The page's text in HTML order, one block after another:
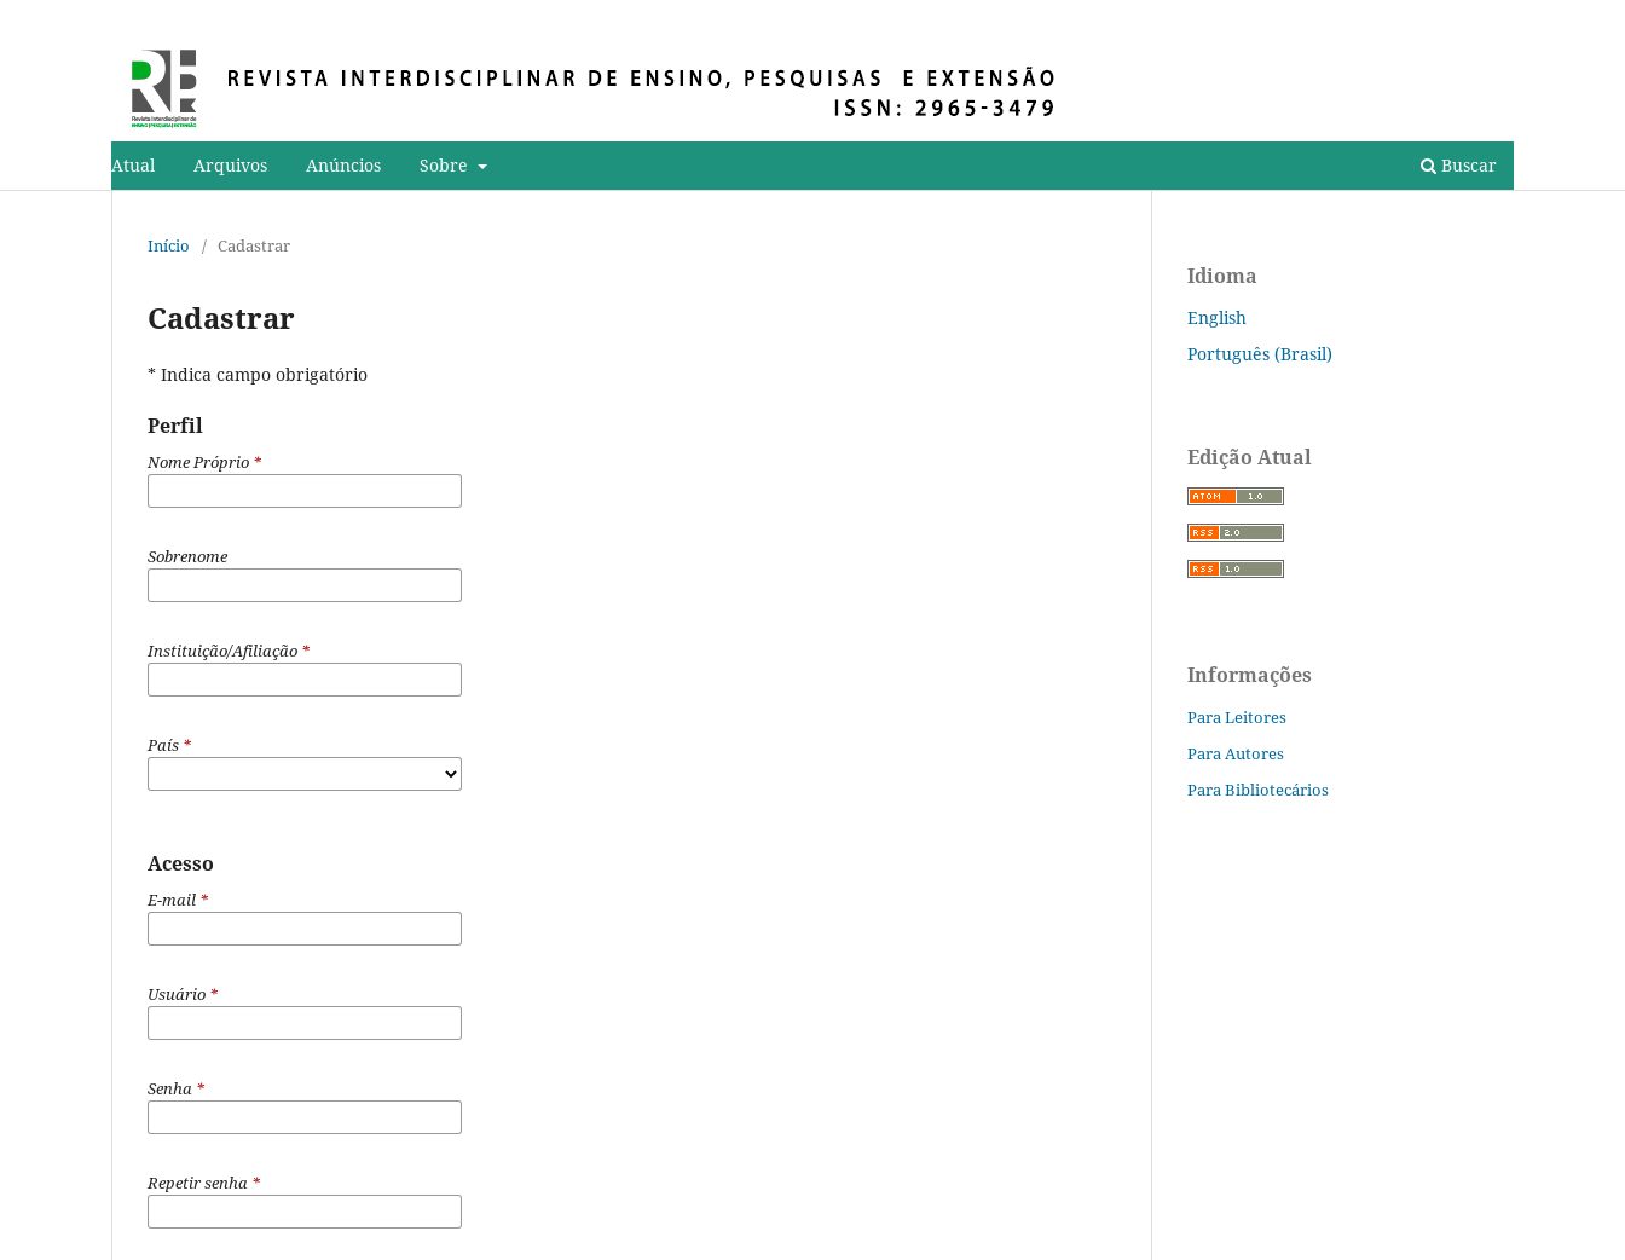
Atual Arquivos Anúncios Sobre Buscar
Início / Cadastrar
Cadastrar
* Indica campo obrigatório
Perfil
Nome Próprio *
Sobrenome
Instituição/Afiliação *
País *
Acesso
E-mail *
Usuário *
Senha *
Repetir senha *
Idioma
English
Português (Brasil)
Edição Atual
Informações
Para Leitores
Para Autores
Para Bibliotecários